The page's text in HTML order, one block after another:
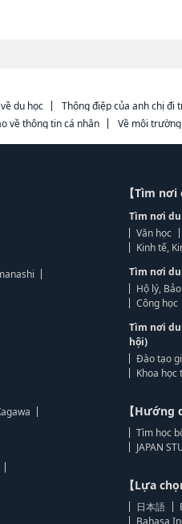
du học Thông điệp của anh chị đi
về thông tin cá nhân Về môi
【Tìm
Tìm nơi du
Văn học
Kinh tế,
Tìm nơi
Hộ lý,
Công học
Tìm nơi
hội)
Đào tạo
Khoa học
【Hướng
Tìm học
JAPAN
【Lựa
日本語
Bahasa